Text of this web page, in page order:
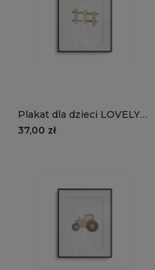
Plakat dla dzieci LOVELY
FARM wzór D157 | płotki
37,00 zł